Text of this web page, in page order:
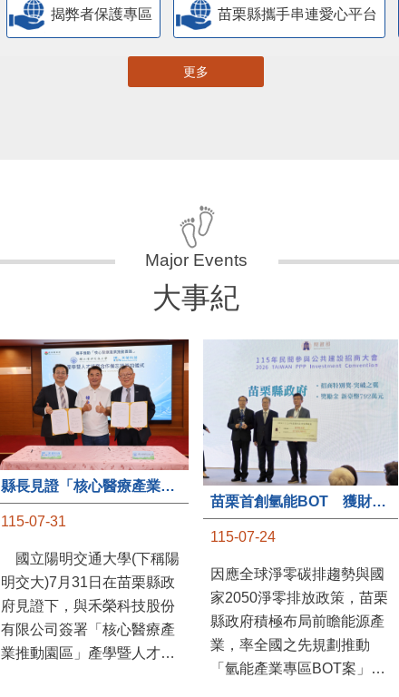
揭弊者保護專區 苗栗縣攜手串連愛心平台
更多
大事紀
縣長見證「核心醫療產業推動園區」產學合作簽約儀式
115-07-31
國立陽明交通大學(下稱陽
明交大)7月31日在苗栗縣政
府見證下，與禾榮科技股份
有限公司簽署「核心醫療產
業推動園區」產學暨人才培
苗栗首創氫能BOT 獲財政部「突破之翼」肯定
115-07-24
因應全球淨零碳排趨勢與國
家2050淨零排放政策，苗栗
縣政府積極布局前瞻能源產
業，率全國之先規劃推動
「氫能產業專區BOT案」，